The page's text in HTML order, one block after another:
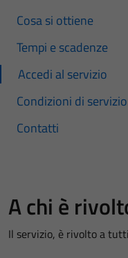
Cosa si ottiene
Tempi e scadenze
Accedi al servizio
Condizioni di servizio
Contatti
A chi è
Il servizio, è rivolto a